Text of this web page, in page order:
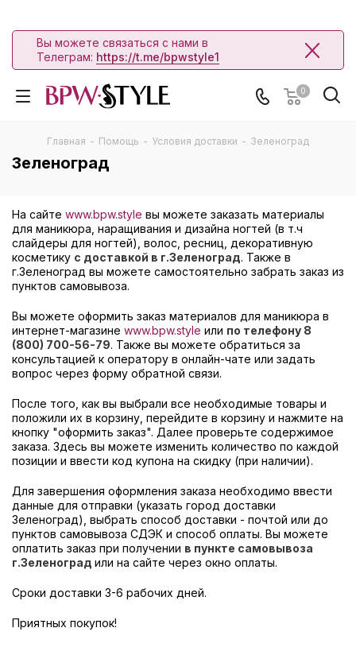
Вы можете связаться с нами в
Телеграм: https://t.me/bpwstyle1
0
Главная - Помощь - Условия доставки - Зеленоград
Зеленоград
На сайте www.bpw.style вы можете заказать материалы
для маникюра, наращивания и дизайна ногтей (в т.ч
слайдеры для ногтей), волос, ресниц, декоративную
косметику с доставкой в г.Зеленоград. Также в
г.Зеленоград вы можете самостоятельно забрать заказ из
пунктов самовывоза.
Вы можете оформить заказ материалов для маникюра в
интернет-магазине www.bpw.style или по телефону 8
(800) 700-56-79. Также вы можете обратиться за
консультацией к оператору в онлайн-чате или задать
вопрос через форму обратной связи.
После того, как вы выбрали все необходимые товары и
положили их в корзину, перейдите в корзину и нажмите на
кнопку "оформить заказ". Далее проверьте содержимое
заказа. Здесь вы можете изменить количество по каждой
позиции и ввести код купона на скидку (при наличии).
Для завершения оформления заказа необходимо ввести
данные для отправки (указать город доставки
Зеленоград), выбрать способ доставки - почтой или до
пунктов самовывоза СДЭК и способ оплаты. Вы можете
оплатить заказ при получении в пункте самовывоза
г.Зеленоград или на сайте через окно оплаты.
Сроки доставки 3-6 рабочих дней.
Приятных покупок!